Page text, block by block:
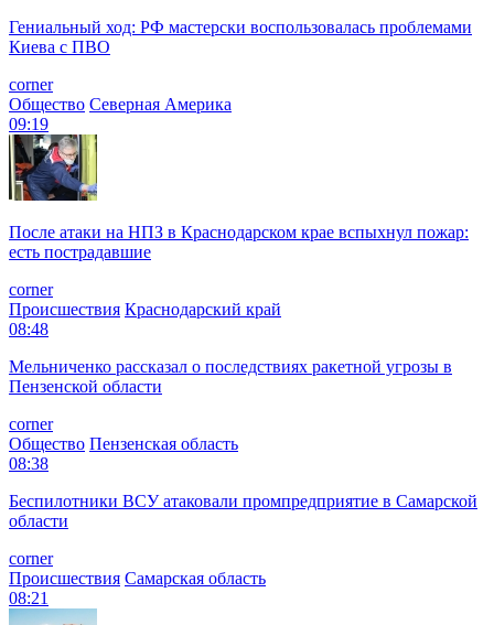
Гениальный ход: РФ мастерски воспользовалась проблемами
Киева с ПВО
corner
Общество Северная Америка
09:19
После атаки на НПЗ в Краснодарском крае вспыхнул пожар:
есть пострадавшие
corner
Происшествия Краснодарский край
08:48
Мельниченко рассказал о последствиях ракетной угрозы в
Пензенской области
corner
Общество Пензенская область
08:38
Беспилотники ВСУ атаковали промпредприятие в Самарской
области
corner
Происшествия Самарская область
08:21